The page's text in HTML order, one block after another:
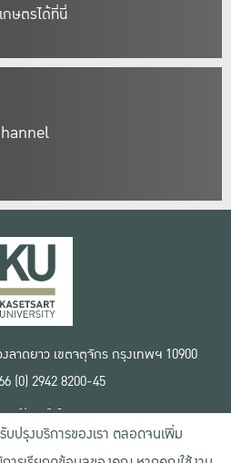
กษตรได้ที่นี่
ลาดยาว เขตจตุจักร กรุงเทพฯ 10900
(0) 2942 8200-45
การใช้งานเว็บไซต์
งด้านสิทธิ์ใช้งาน
ความเป็นส่วนตัว
บปรุงบริการของเรา ตลอดจนเพิ่ม